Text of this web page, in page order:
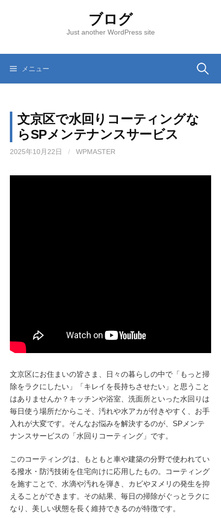
ツ
ブログ
Just another WordPress site
メニュー 検
:
文京区で水回りコーティングな
らSPメンテナンスサービス
2025年10月22日 / WPMASTER
文京区にお住まいの皆さま、日々の暮らしの中で「もっと掃
除をラクにしたい」「キレイを長持ちさせたい」と思うこと
はありませんか？キッチンや浴室、洗面所といった水回りは
毎日使う場所だからこそ、汚れや水アカが付きやすく、お手
入れが大変です。そんなお悩みを解決するのが、SPメンテ
ナンスサービスの「水回りコーティング」です。
このコーティングは、もともと車や建築の分野で使われてい
る撥水・防汚技術を住宅向けに応用したもの。コーティング
を施すことで、水滴や汚れを弾き、カビやヌメリの発生を抑
えることができます。その結果、毎日の掃除がぐっとラクに
なり、美しい状態を長く維持できるのが特徴です。